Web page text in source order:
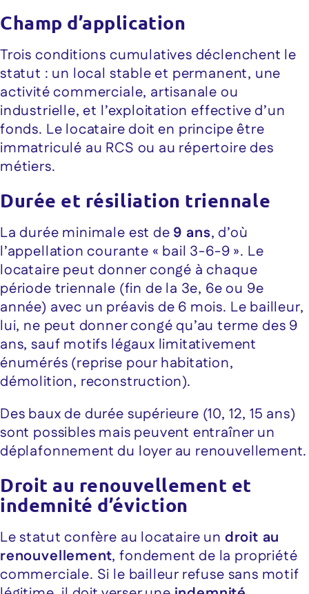
Champ d’application
Trois conditions cumulatives déclenchent le
statut : un local stable et permanent, une
activité commerciale, artisanale ou
industrielle, et l’exploitation effective d’un
fonds. Le locataire doit en principe être
immatriculé au RCS ou au répertoire des
métiers.
Durée et résiliation triennale
La durée minimale est de 9 ans, d’où
l’appellation courante « bail 3-6-9 ». Le
locataire peut donner congé à chaque
période triennale (fin de la 3e, 6e ou 9e
année) avec un préavis de 6 mois. Le bailleur,
lui, ne peut donner congé qu’au terme des 9
ans, sauf motifs légaux limitativement
énumérés (reprise pour habitation,
démolition, reconstruction).
Des baux de durée supérieure (10, 12, 15 ans)
sont possibles mais peuvent entraîner un
déplafonnement du loyer au renouvellement.
Droit au renouvellement et
indemnité d’éviction
Le statut confère au locataire un droit au
renouvellement, fondement de la propriété
commerciale. Si le bailleur refuse sans motif